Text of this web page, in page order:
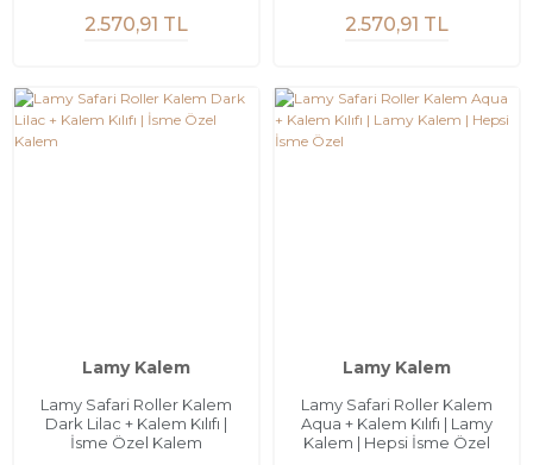
2.570,91 TL 2.570,91 TL
Lamy Kalem
Lamy Safari Roller Kalem
Dark Lilac + Kalem Kılıfı |
İsme Özel Kalem
Lamy Kalem
Lamy Safari Roller Kalem
Aqua + Kalem Kılıfı | Lamy
Kalem | Hepsi İsme Özel